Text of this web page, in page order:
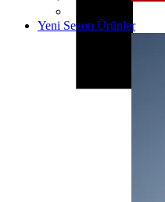
Yeni Sezon Ürünler